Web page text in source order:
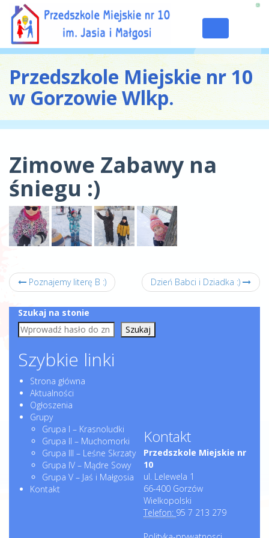
navigation
Przedszkole Miejskie nr 10
w Gorzowie Wlkp.
Zimowe Zabawy na
śniegu :)
Poznajemy literę B :) Dzień Babci i Dziadka :)
Szukaj na stonie
Szukaj
Szybkie linki
Strona główna
Aktualności
Ogłoszenia
Grupy
Grupa I – Krasnoludki
Grupa II – Muchomorki
Grupa III – Leśne Skrzaty
Grupa IV – Mądre Sowy
Grupa V – Jaś i Małgosia
Kontakt
Kontakt
Przedszkole Miejskie nr
10
ul. Lelewela 1
66-400 Gorzów
Wielkopolski
Telefon: 95 7 213 279